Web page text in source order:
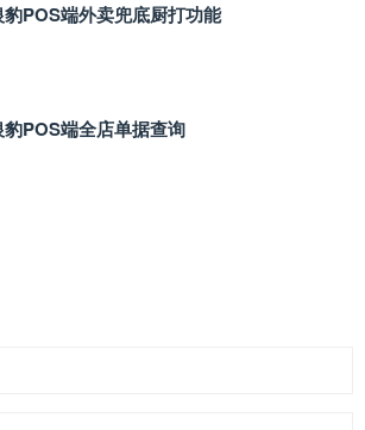
豹POS端外卖兜底厨打功能
豹POS端全店单据查询